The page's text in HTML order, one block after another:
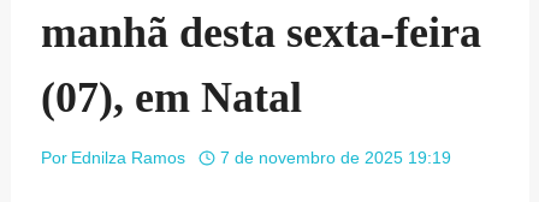
manhã desta sexta-feira
(07), em Natal
Por Ednilza Ramos 7 de novembro de 2025 19:19